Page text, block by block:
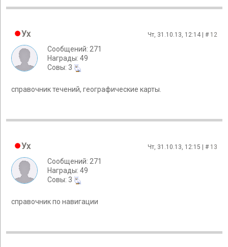
Ух Чт, 31.10.13, 12:14 | # 12
Сообщений: 271
Награды: 49
Cовы: 3
справочник течений, географические карты.
Ух Чт, 31.10.13, 12:15 | # 13
Сообщений: 271
Награды: 49
Cовы: 3
справочник по навигации